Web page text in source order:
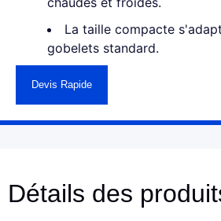
La taille compacte
gobelets standard.
Devis Rapide
Détails des